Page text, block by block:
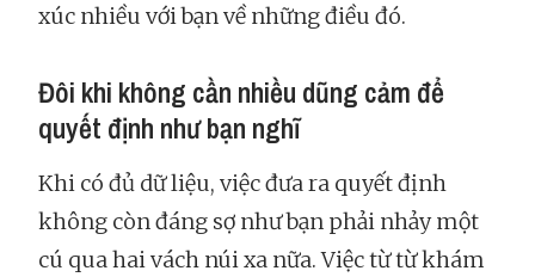
xúc nhiều với bạn về những điều đó.
Đôi khi không cần nhiều dũng cảm để
quyết định như bạn nghĩ
Khi có đủ dữ liệu, việc đưa ra quyết định
không còn đáng sợ như bạn phải nhảy một
cú qua hai vách núi xa nữa. Việc từ từ khám